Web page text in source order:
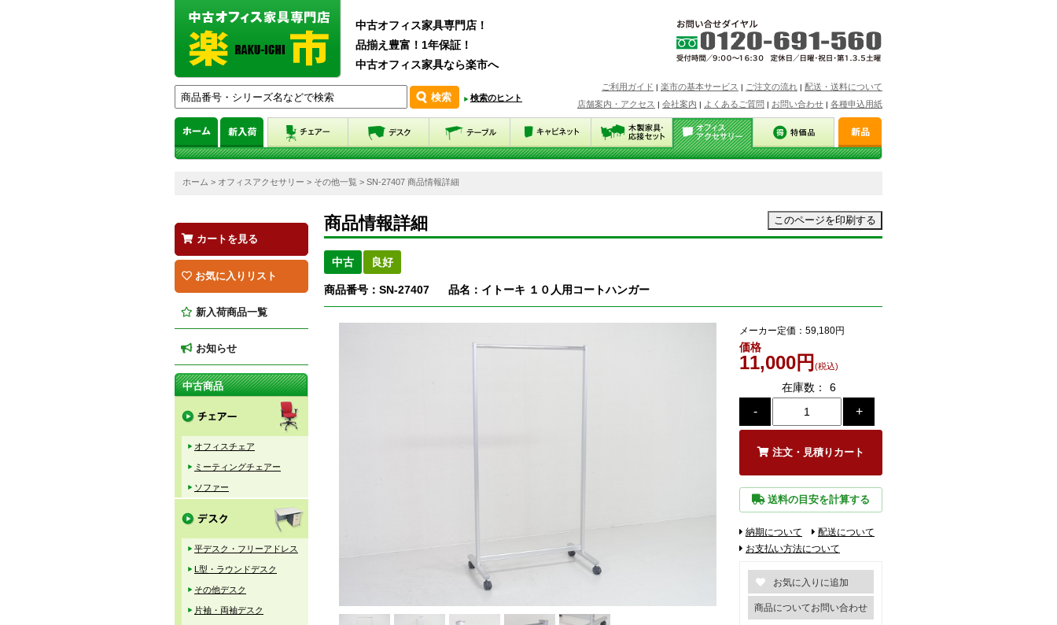
中古オフィス家具専門店！
品揃え豊富！1年保証！
中古オフィス家具なら楽市へ
検索のヒント
ご利用ガイド | 楽市の基本サービス | ご注文の流れ | 配送・送料について
店舗案内・アクセス | 会社案内 | よくあるご質問 | お問い合わせ | 各種申込用紙
ホーム > オフィスアクセサリー > その他一覧 > SN-27407 商品情報詳細
商品情報詳細
中古 良好
商品番号：SN-27407 品名：イトーキ １０人用コートハンガー
メーカー定価： 59,180円
価格
11,000円 (税込)
在庫数： 6
注文・見積りカート
送料の目安を計算する
納期について
配送について
お支払い方法について
商品についてお問い合わせ
カートを見る
お気に入りリスト
新入荷商品一覧
お知らせ
中古商品
オフィスチェア
ミーティングチェアー
ソファー
平デスク・フリーアドレス
L型・ラウンドデスク
その他デスク
片袖・両袖デスク